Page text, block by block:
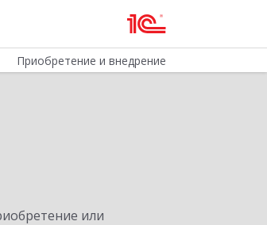
Приобретение и внедрение
или